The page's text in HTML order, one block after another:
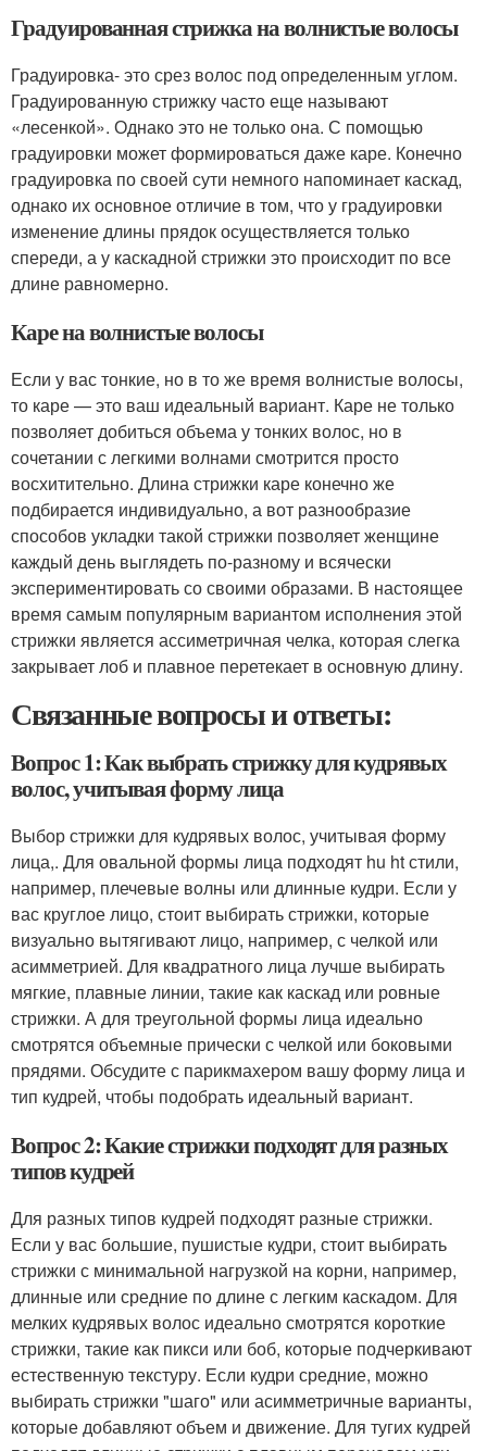
Градуированная стрижка на волнистые волосы
Градуировка- это срез волос под определенным углом.
Градуированную стрижку часто еще называют
«лесенкой». Однако это не только она. С помощью
градуировки может формироваться даже каре. Конечно
градуировка по своей сути немного напоминает каскад,
однако их основное отличие в том, что у градуировки
изменение длины прядок осуществляется только
спереди, а у каскадной стрижки это происходит по все
длине равномерно.
Каре на волнистые волосы
Если у вас тонкие, но в то же время волнистые волосы,
то каре — это ваш идеальный вариант. Каре не только
позволяет добиться объема у тонких волос, но в
сочетании с легкими волнами смотрится просто
восхитительно. Длина стрижки каре конечно же
подбирается индивидуально, а вот разнообразие
способов укладки такой стрижки позволяет женщине
каждый день выглядеть по-разному и всячески
экспериментировать со своими образами. В настоящее
время самым популярным вариантом исполнения этой
стрижки является ассиметричная челка, которая слегка
закрывает лоб и плавное перетекает в основную длину.
Связанные вопросы и ответы:
Вопрос 1: Как выбрать стрижку для кудрявых
волос, учитывая форму лица
Выбор стрижки для кудрявых волос, учитывая форму
лица,. Для овальной формы лица подходят hu ht стили,
например, плечевые волны или длинные кудри. Если у
вас круглое лицо, стоит выбирать стрижки, которые
визуально вытягивают лицо, например, с челкой или
асимметрией. Для квадратного лица лучше выбирать
мягкие, плавные линии, такие как каскад или ровные
стрижки. А для треугольной формы лица идеально
смотрятся объемные прически с челкой или боковыми
прядями. Обсудите с парикмахером вашу форму лица и
тип кудрей, чтобы подобрать идеальный вариант.
Вопрос 2: Какие стрижки подходят для разных
типов кудрей
Для разных типов кудрей подходят разные стрижки.
Если у вас большие, пушистые кудри, стоит выбирать
стрижки с минимальной нагрузкой на корни, например,
длинные или средние по длине с легким каскадом. Для
мелких кудрявых волос идеально смотрятся короткие
стрижки, такие как пикси или боб, которые подчеркивают
естественную текстуру. Если кудри средние, можно
выбирать стрижки "шаго" или асимметричные варианты,
которые добавляют объем и движение. Для тугих кудрей